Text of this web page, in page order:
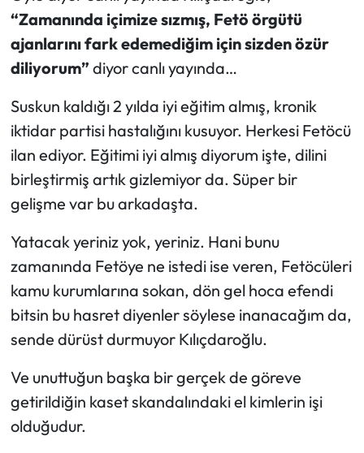
“Zamanında içimize sızmış, Fetö örgütü
ajanlarını fark edemediğim için sizden özür
diliyorum” diyor canlı yayında…
Suskun kaldığı 2 yılda iyi eğitim almış, kronik
iktidar partisi hastalığını kusuyor. Herkesi Fetöcü
ilan ediyor. Eğitimi iyi almış diyorum işte, dilini
birleştirmiş artık gizlemiyor da. Süper bir
gelişme var bu arkadaşta.
Yatacak yeriniz yok, yeriniz. Hani bunu
zamanında Fetöye ne istedi ise veren, Fetöcüleri
kamu kurumlarına sokan, dön gel hoca efendi
bitsin bu hasret diyenler söylese inanacağım da,
sende dürüst durmuyor Kılıçdaroğlu.
Ve unuttuğun başka bir gerçek de göreve
getirildiğin kaset skandalındaki el kimlerin işi
olduğudur.